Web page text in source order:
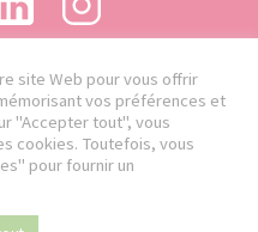
site Web pour vous offrir
vos préférences et
"Accepter tout", vous
cookies. Toutefois, vous
pour fournir un